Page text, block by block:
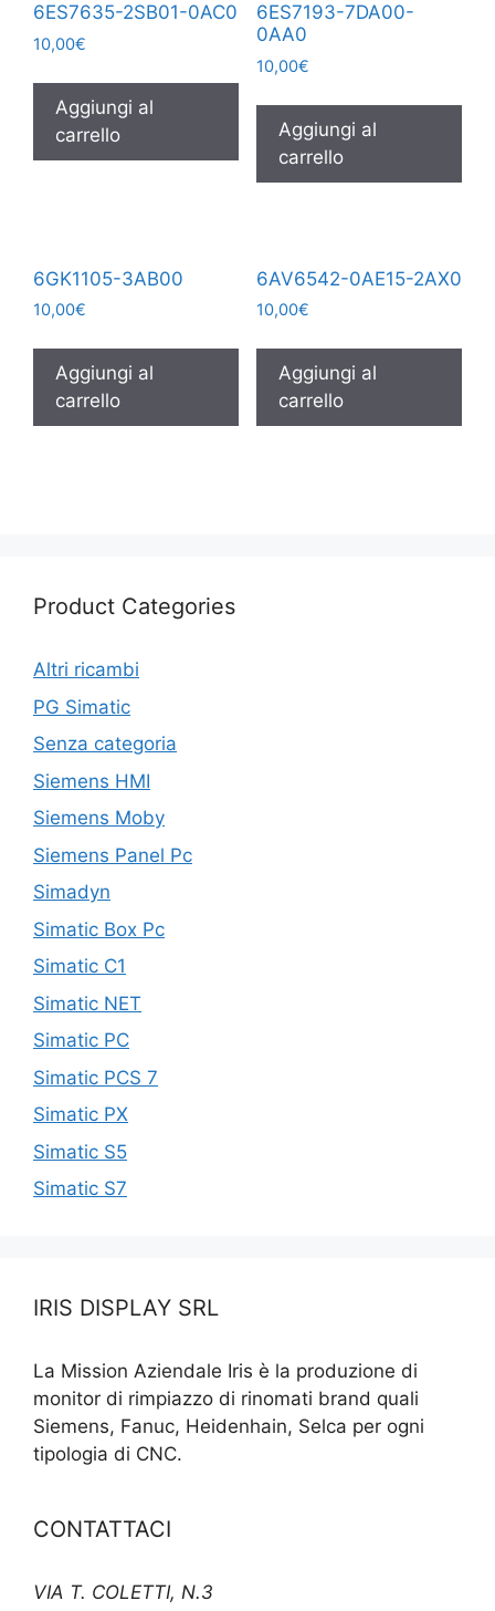
6ES7635-2SB01-0AC0
10,00€
Aggiungi al
carrello
6ES7193-7DA00-
0AA0
10,00€
Aggiungi al
carrello
6GK1105-3AB00
10,00€
Aggiungi al
carrello
6AV6542-0AE15-2AX0
10,00€
Aggiungi al
carrello
Product Categories
Altri ricambi
PG Simatic
Senza categoria
Siemens HMI
Siemens Moby
Siemens Panel Pc
Simadyn
Simatic Box Pc
Simatic C1
Simatic NET
Simatic PC
Simatic PCS 7
Simatic PX
Simatic S5
Simatic S7
IRIS DISPLAY SRL
La Mission Aziendale Iris è la produzione di
monitor di rimpiazzo di rinomati brand quali
Siemens, Fanuc, Heidenhain, Selca per ogni
tipologia di CNC.
CONTATTACI
VIA T. COLETTI, N.3